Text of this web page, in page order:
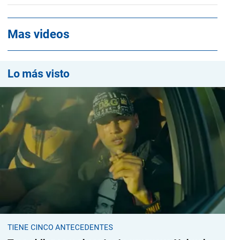
Mas videos
Lo más visto
TIENE CINCO ANTECEDENTES